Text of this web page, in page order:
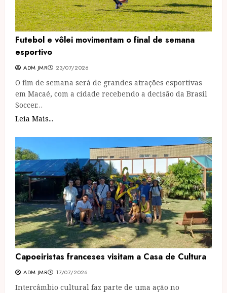
Futebol e vôlei movimentam o final de semana
esportivo
ADM JMR 23/07/2026
O fim de semana será de grandes atrações esportivas
em Macaé, com a cidade recebendo a decisão da Brasil
Soccer…
Leia Mais...
Capoeiristas franceses visitam a Casa de Cultura
ADM JMR 17/07/2026
Intercâmbio cultural faz parte de uma ação no